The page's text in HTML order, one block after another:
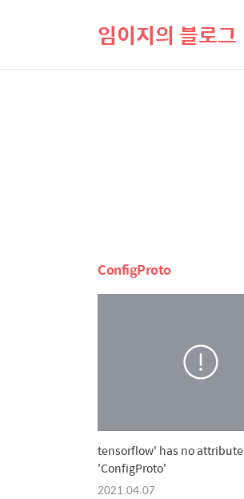
임이지의 블로그
ConfigProto
tensorflow' has no attribute
'ConfigProto'
2021.04.07